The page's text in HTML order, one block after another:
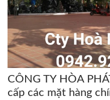
CÔNG TY HÒA
cấp các mặt hàng